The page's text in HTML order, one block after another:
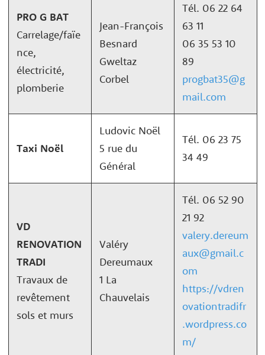
PRO G BAT
Carrelage/faïe
nce,
électricité,
plomberie
Jean-François
Besnard
Gweltaz
Corbel
Tél. 06 22 64
63 11
06 35 53 10
89
progbat35@g
mail.com
Taxi Noël
Ludovic Noël
5 rue du
Général
Tél. 06 23 75
34 49
VD
RENOVATION
TRADI
Travaux de
revêtement
sols et murs
Valéry
Dereumaux
1 La
Chauvelais
Tél. 06 52 90
21 92
valery.dereum
aux@gmail.c
om
https://vdren
ovationtradifr
.wordpress.co
m/